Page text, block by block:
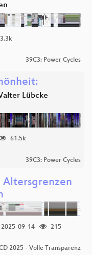
39C3: Power Cycles
Lübcke
61.5k
39C3: Power Cycles
Altersgrenzen
2025-09-14
215
2025 - Volle Transparenz